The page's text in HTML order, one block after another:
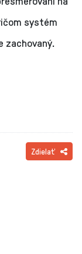
systém
zachovaný.
Zdielať